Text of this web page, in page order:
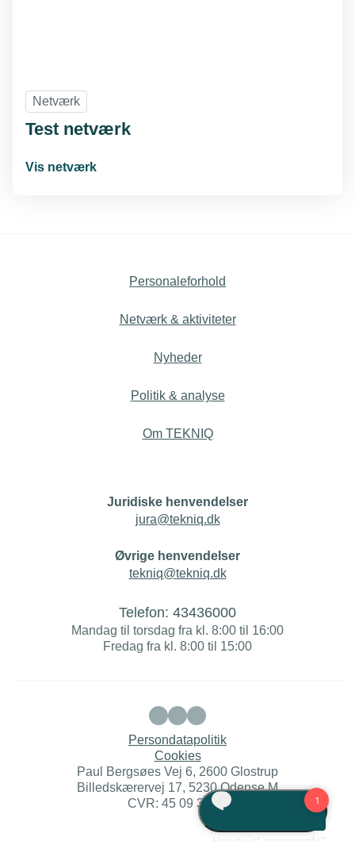
Netværk
Test netværk
Vis netværk
Personaleforhold
Netværk & aktiviteter
Nyheder
Politik & analyse
Om TEKNIQ
Juridiske henvendelser
jura@tekniq.dk
Øvrige henvendelser
tekniq@tekniq.dk
Telefon: 43436000
Mandag til torsdag fra kl. 8:00 til 16:00
Fredag fra kl. 8:00 til 15:00
Persondatapolitik
Cookies
Paul Bergsøes Vej 6, 2600 Glostrup
Billedskærervej 17, 5230 Odense M
CVR: 45 09 35 22